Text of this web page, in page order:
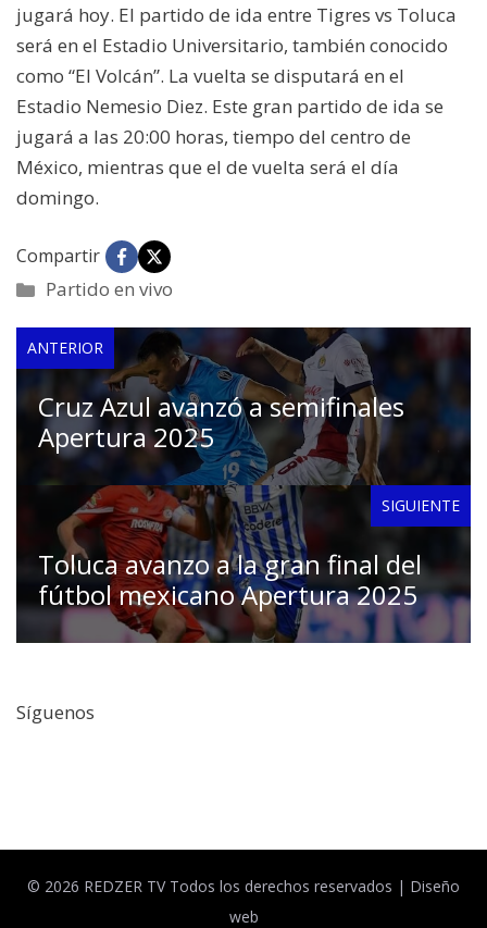
jugará hoy. El partido de ida entre Tigres vs Toluca
será en el Estadio Universitario, también conocido
como “El Volcán”. La vuelta se disputará en el
Estadio Nemesio Diez. Este gran partido de ida se
jugará a las 20:00 horas, tiempo del centro de
México, mientras que el de vuelta será el día
domingo.
Compartir
Categorías
Partido en vivo
ANTERIOR
Cruz Azul avanzó a semifinales
Apertura 2025
SIGUIENTE
Toluca avanzo a la gran final del
fútbol mexicano Apertura 2025
Síguenos
© 2026 REDZER TV Todos los derechos reservados | Diseño
web